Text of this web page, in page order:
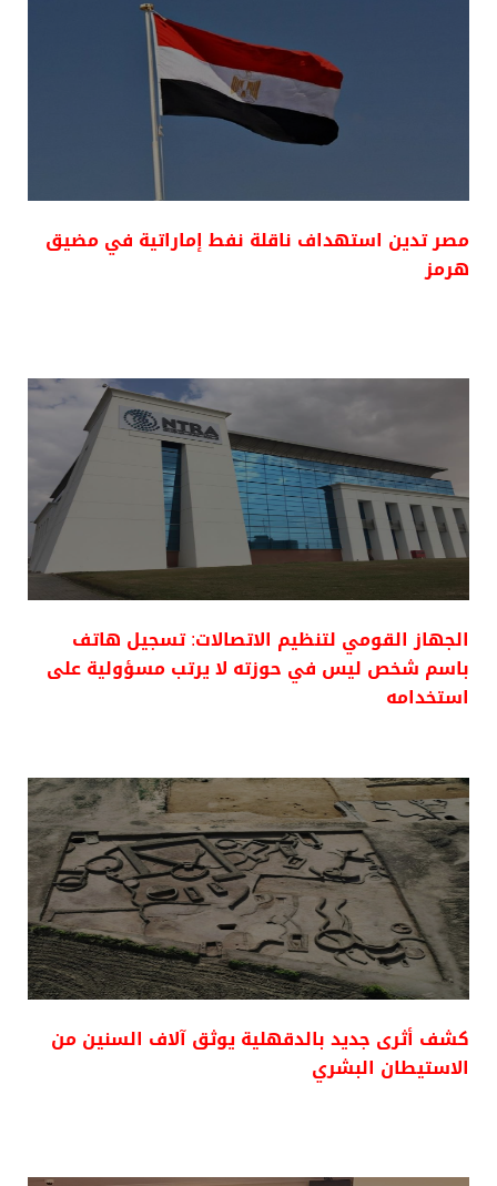
مصر تدين استهداف ناقلة نفط إماراتية في مضيق
هرمز
الجهاز القومي لتنظيم الاتصالات: تسجيل هاتف
باسم شخص ليس في حوزته لا يرتب مسؤولية على
استخدامه
كشف أثرى جديد بالدقهلية يوثق آلاف السنين من
الاستيطان البشري